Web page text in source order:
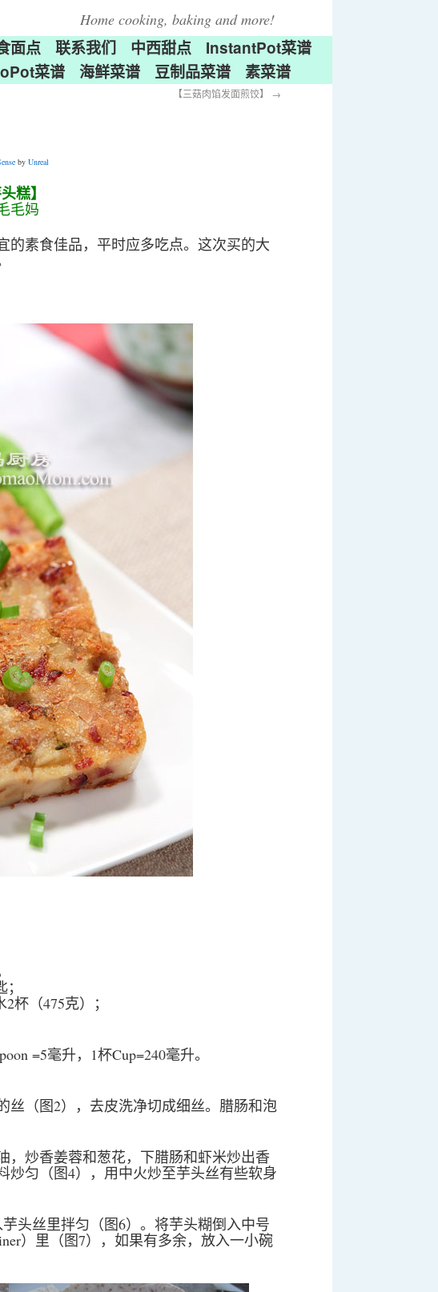
Home cooking, baking and more!
面点 联系我们 中西甜点
InstantPot菜谱
菜谱 海鲜菜谱 豆制品菜谱 素菜谱
【三菇肉馅发面煎饺】 →
by Unreal
糕】
毛妈
的素食佳品，平时应多吃点。这次买的大
杯（475克）；
=5毫升，1杯Cup=240毫升。
丝（图2），去皮洗净切成细丝。腊肠和泡
，炒香姜蓉和葱花，下腊肠和虾米炒出香
炒匀（图4），用中火炒至芋头丝有些软身
头丝里拌匀（图6）。将芋头糊倒入中号
）里（图7），如果有多余，放入一小碗